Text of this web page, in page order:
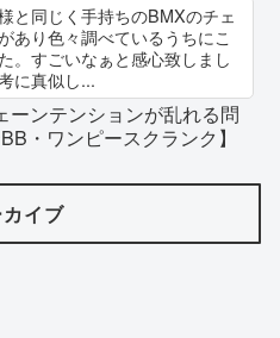
と同じく手持ちのBMXのチェ
あり色々調べているうちにこ
。すごいなぁと感心致しまし
に真似し...
ーンテンションが乱れる問
・ワンピースクランク】
イブ